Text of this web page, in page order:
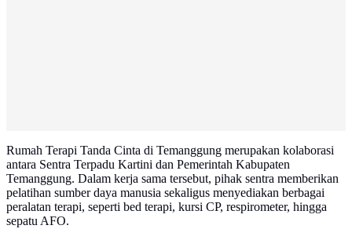
Rumah Terapi Tanda Cinta di Temanggung merupakan kolaborasi
antara Sentra Terpadu Kartini dan Pemerintah Kabupaten
Temanggung. Dalam kerja sama tersebut, pihak sentra memberikan
pelatihan sumber daya manusia sekaligus menyediakan berbagai
peralatan terapi, seperti bed terapi, kursi CP, respirometer, hingga
sepatu AFO.